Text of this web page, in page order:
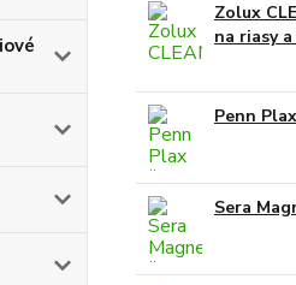
Zolux
na riasy
Penn
Sera